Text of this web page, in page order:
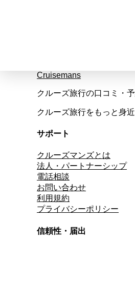
Cruisemans
クルーズ旅行の口コミ・
クルーズ旅行をもっと身近
サポート
クルーズマンズとは
法人・パートナーシップ
電話相談
お問い合わせ
利用規約
プライバシーポリシー
信頼性・届出